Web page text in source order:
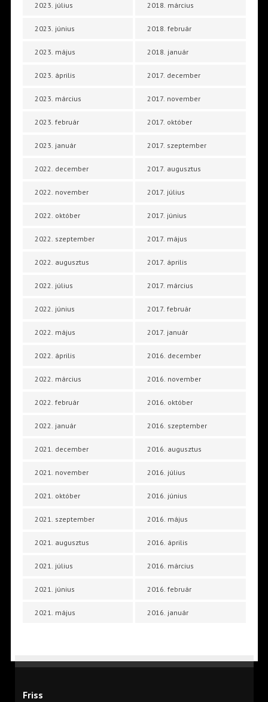
2023. július
2023. június
2023. május
2023. április
2023. március
2023. február
2023. január
2022. december
2022. november
2022. október
2022. szeptember
2022. augusztus
2022. július
2022. június
2022. május
2022. április
2022. március
2022. február
2022. január
2021. december
2021. november
2021. október
2021. szeptember
2021. augusztus
2021. július
2021. június
2021. május
2018. március
2018. február
2018. január
2017. december
2017. november
2017. október
2017. szeptember
2017. augusztus
2017. július
2017. június
2017. május
2017. április
2017. március
2017. február
2017. január
2016. december
2016. november
2016. október
2016. szeptember
2016. augusztus
2016. július
2016. június
2016. május
2016. április
2016. március
2016. február
2016. január
Friss